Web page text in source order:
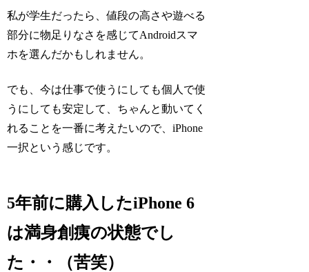
私が学生だったら、値段の高さや遊べる
部分に物足りなさを感じてAndroidスマ
ホを選んだかもしれません。
でも、今は仕事で使うにしても個人で使
うにしても安定して、ちゃんと動いてく
れることを一番に考えたいので、iPhone
一択という感じです。
5年前に購入したiPhone 6
は満身創痍の状態でし
た・・（苦笑）